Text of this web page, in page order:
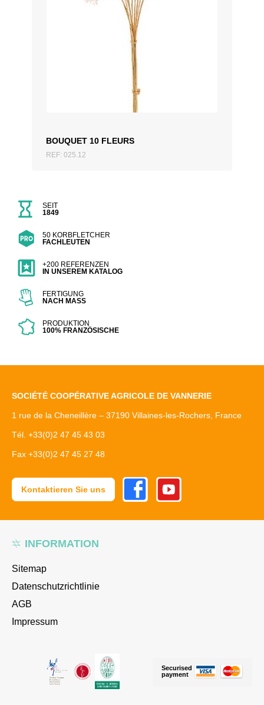
BOUQUET 10 FLEURS
REF: 025.12
ZUM ANGEBOT HINZUFÜGEN
SEIT
1849
50 KORBFLETCHER
FACHLEUTEN
+200 REFERENZEN
IN UNSEREM KATALOG
FERTIGUNG
NACH MASS
PRODUKTION
100% FRANZÖSISCHE
INFORMATION
Sitemap
Datenschutzrichtlinie
AGB
Impressum
SOCIÉTÉ COOPÉRATIVE AGRICOLE DE VANNERIE
1 rue de la Cheneillère – 37190 Villaines-les-Rochers, France
Tél. +33(0)2 47 45 43 03
Fax +33(0)2 47 45 27 48
Securised
payment
Kontaktieren Sie uns
FacebookYoutube